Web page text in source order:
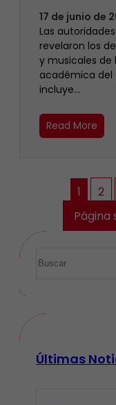
17 de junio de
Las
revelaron los
y musicales de
académica del
incluye…
Read More
1 2
Página
Últimas